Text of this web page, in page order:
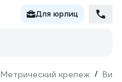
Для юрлиц
Метрический крепеж /